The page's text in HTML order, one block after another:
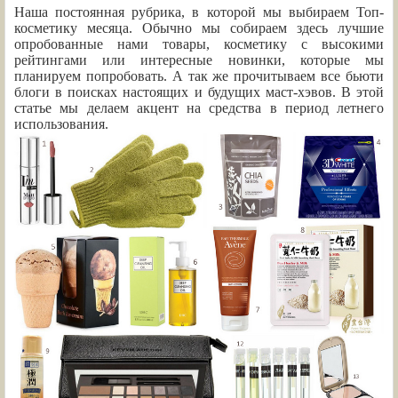
Наша постоянная рубрика, в которой мы выбираем Топ-
косметику месяца. Обычно мы собираем здесь лучшие
опробованные нами товары, косметику с высокими
рейтингами или интересные новинки, которые мы
планируем попробовать. А так же прочитываем все бьюти
блоги в поисках настоящих и будущих маст-хэвов. В этой
статье мы делаем акцент на средства в период летнего
использования.